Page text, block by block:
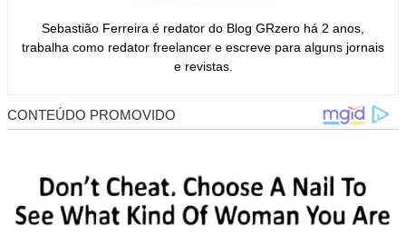
Sebastião Ferreira é redator do Blog GRzero há 2 anos,
trabalha como redator freelancer e escreve para alguns jornais
e revistas.